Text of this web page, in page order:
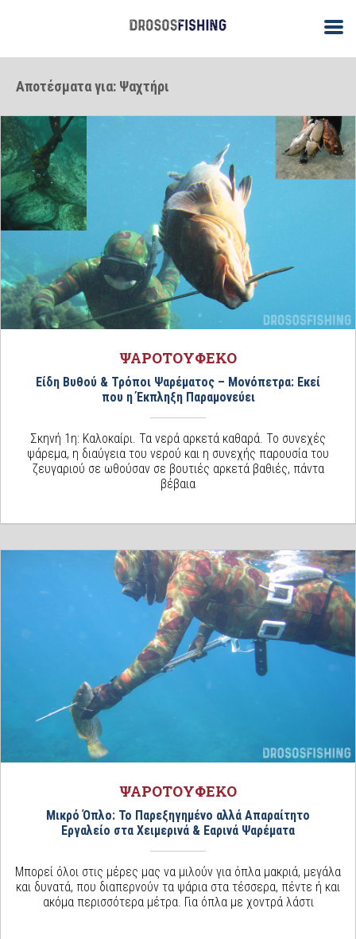
Αποτέσματα για: Ψαχτήρι
ΨΑΡΟΤΟΥΦΕΚΟ
Είδη Βυθού & Τρόποι Ψαρέματος – Μονόπετρα: Εκεί
που η Έκπληξη Παραμονεύει
Σκηνή 1η: Καλοκαίρι. Τα νερά αρκετά καθαρά. Το συνεχές
ψάρεμα, η διαύγεια του νερού και η συνεχής παρουσία του
ζευγαριού σε ωθούσαν σε βουτιές αρκετά βαθιές, πάντα
βέβαια
ΨΑΡΟΤΟΥΦΕΚΟ
Μικρό Όπλο: Το Παρεξηγημένο αλλά Απαραίτητο
Εργαλείο στα Χειμερινά & Εαρινά Ψαρέματα
Μπορεί όλοι στις μέρες μας να μιλούν για όπλα μακριά, μεγάλα
και δυνατά, που διαπερνούν τα ψάρια στα τέσσερα, πέντε ή και
ακόμα περισσότερα μέτρα. Για όπλα με χοντρά λάστι